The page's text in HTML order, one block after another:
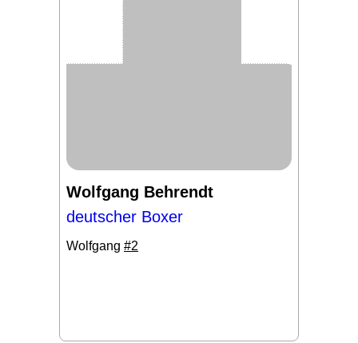
Wolfgang Behrendt
deutscher Boxer
Wolfgang #2